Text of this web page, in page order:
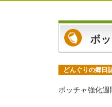
ボ
どんぐりの郷日
ボッチャ強化週